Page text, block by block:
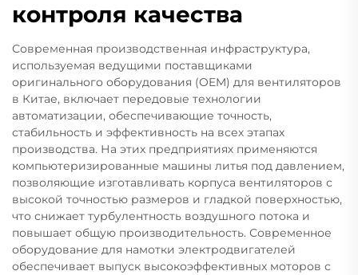
контроля качества
Современная производственная инфраструктура,
используемая ведущими поставщиками
оригинального оборудования (OEM) для вентиляторов
в Китае, включает передовые технологии
автоматизации, обеспечивающие точность,
стабильность и эффективность на всех этапах
производства. На этих предприятиях применяются
компьютеризированные машины литья под давлением,
позволяющие изготавливать корпуса вентиляторов с
высокой точностью размеров и гладкой поверхностью,
что снижает турбулентность воздушного потока и
повышает общую производительность. Современное
оборудование для намотки электродвигателей
обеспечивает выпуск высокоэффективных моторов с